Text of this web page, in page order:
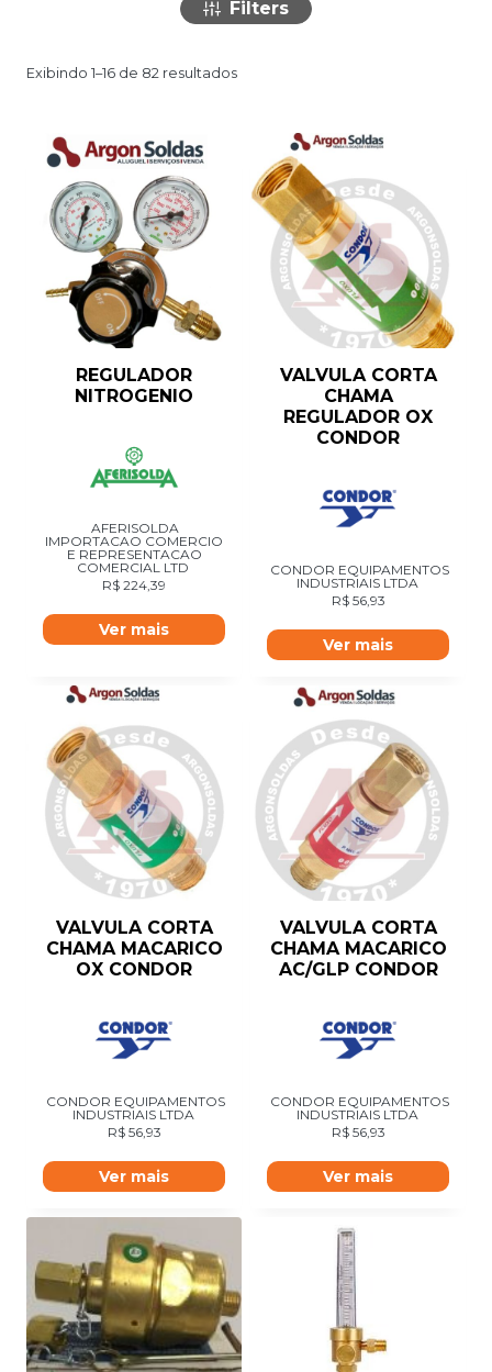
Filters
Exibindo 1–16 de 82 resultados
REGULADOR
NITROGENIO
AFERISOLDA
IMPORTACAO COMERCIO
E REPRESENTACAO
COMERCIAL LTD
R$ 224,39
Ver mais
VALVULA CORTA
CHAMA
REGULADOR OX
CONDOR
CONDOR EQUIPAMENTOS
INDUSTRIAIS LTDA
R$56,93
Ver mais
VALVULA CORTA
CHAMA MACARICO
OX CONDOR
CONDOR EQUIPAMENTOS
INDUSTRIAIS LTDA
R$56,93
Ver mais
VALVULA CORTA
CHAMA MACARICO
AC/GLP CONDOR
CONDOR EQUIPAMENTOS
INDUSTRIAIS LTDA
R$56,93
Ver mais